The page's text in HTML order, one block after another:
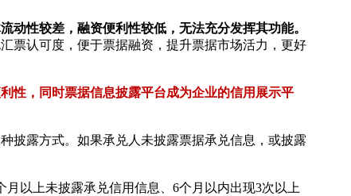
动性较差，融资便利性较低，无法充分发挥其功能。
票认可度，便于票据融资，提升票据市场活力，更好
性，同时票据信息披露平台成为企业的信用展示平
披露方式。如果承兑人未披露票据承兑信息，或披露
以上未披露承兑信用信息、6个月以内出现3次以上